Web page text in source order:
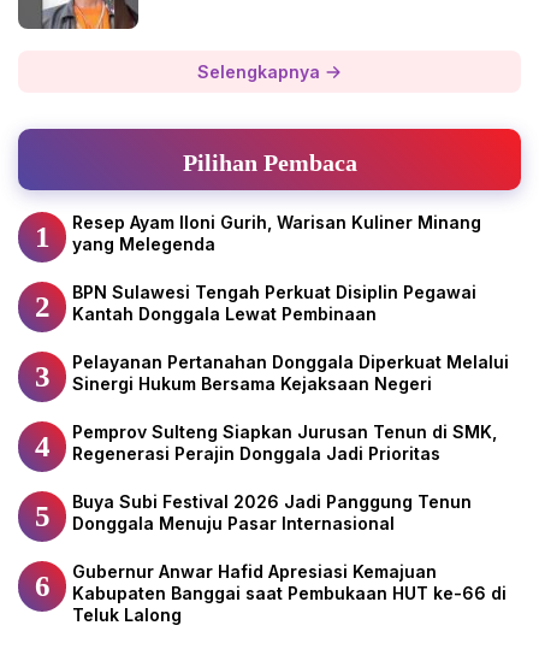
Selengkapnya
Pilihan Pembaca
1
Resep Ayam Iloni Gurih, Warisan Kuliner Minang
yang Melegenda
2
BPN Sulawesi Tengah Perkuat Disiplin Pegawai
Kantah Donggala Lewat Pembinaan
3
Pelayanan Pertanahan Donggala Diperkuat Melalui
Sinergi Hukum Bersama Kejaksaan Negeri
4
Pemprov Sulteng Siapkan Jurusan Tenun di SMK,
Regenerasi Perajin Donggala Jadi Prioritas
5
Buya Subi Festival 2026 Jadi Panggung Tenun
Donggala Menuju Pasar Internasional
6
Gubernur Anwar Hafid Apresiasi Kemajuan
Kabupaten Banggai saat Pembukaan HUT ke-66 di
Teluk Lalong